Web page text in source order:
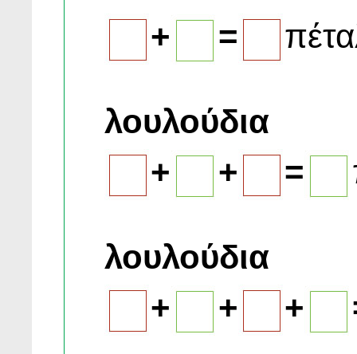
+
=
λουλούδια
+
+ =
λουλούδια
+
+ +